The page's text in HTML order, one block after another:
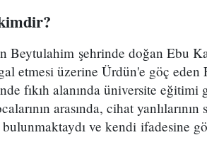
Beytulahim şehrinde doğan Ebu
etmesi üzerine Ürdün'e göç
fıkıh alanında üniversite
arasında, cihat
ve kendi ifadesine